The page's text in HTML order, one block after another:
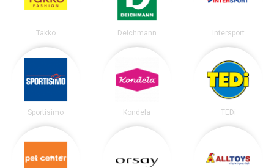
Takko Deichmann Intersport
Sportisimo Kondela TEDi